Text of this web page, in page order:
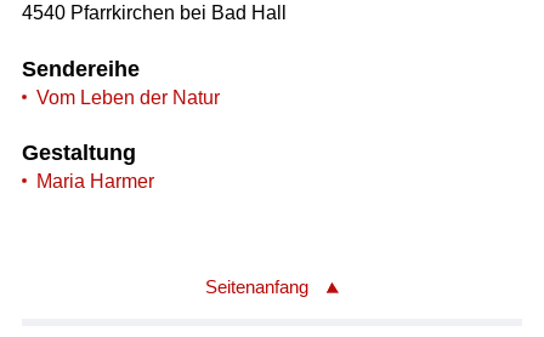
4540 Pfarrkirchen bei Bad Hall
Sendereihe
Vom Leben der Natur
Gestaltung
Maria Harmer
Seitenanfang